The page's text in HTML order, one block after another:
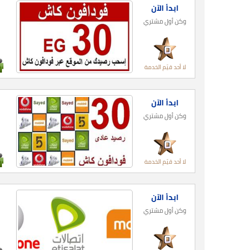
ابدأ الآن
وكن أول مشتري
لا أحد قيّم الخدمة
ابدأ الآن
وكن أول مشتري
لا أحد قيّم الخدمة
ابدأ الآن
وكن أول مشتري